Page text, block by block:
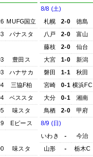
MUFG国立
パナスタ
豊田ス
ハナサカ
三協F柏
ベススタ
味スタ
Eピース
味スタ
8/8 (土)
札幌
2-0
徳島
八戸
2-0
富山
藤枝
2-0
仙台
大宮
1-0
新潟
磐田
1-1
秋田
宮崎
0-1 横浜FC
大分
0-1
湘南
鳥栖
2-0
甲府
8/9 (日)
いわき
-
今治
山形
- 栃木C